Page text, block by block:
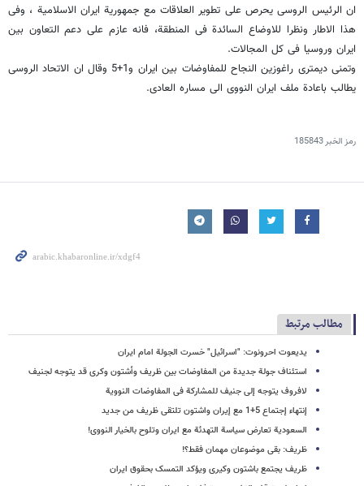
ان الرئیس الروسی یحرص علی تطویر العلاقات مع جمهوریة ایران الاسلامیة ، وفی
هذا الاطار ونظرا للاوضاع السائدة فی المنطقة، فانه عازم علی دعم التعاون بین
ایران وروسیا فی کل المجالات.
وتمنی دیمتری راغوزین النجاح للمفاوضات بین ایران و1+5 وقال ان الاتحاد الروسی
یطالب باعادة ملف ایران النووی الی مساره العادی.
رمز الخبر185843
مطالب مرتبط
یدیعوت احرونوت: "اسرائیل" خسرت الجولة امام ایران
استئناف جولة جدیدة من المفاوضات بین ظریف وأشتون وکری قد یتوجه لجنیف
لافروف یتوجه إلى جنیف للمشارکة فی المفاوضات النوویة
إنتهاء إجتماع 5+1 مع إیران واشتون تلتقی ظریف من جدید
السعودیة تعارض سیاسة التهدئة مع ایران وتلوح بالخیار النووی!
ظریف: بقی موضوعان مهمان فقط؟!
ظریف یجتمع باشتون وکیری ویؤکد التمسک بحقوق ایران